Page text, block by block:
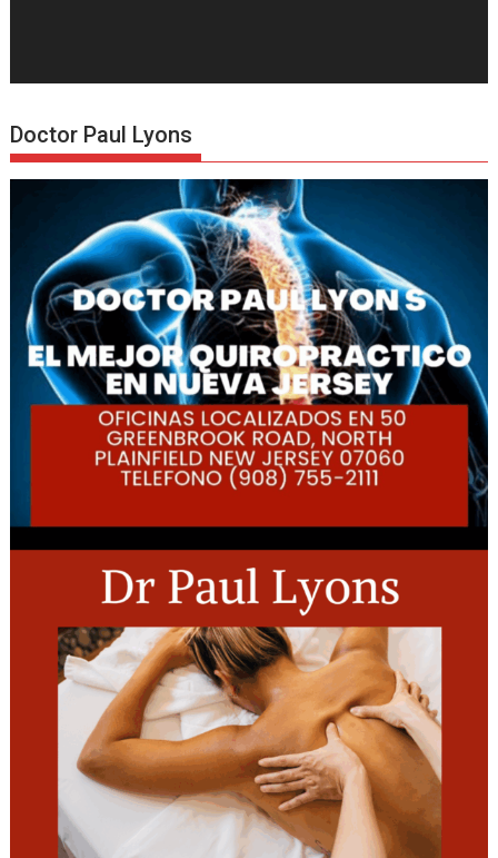
Doctor Paul Lyons